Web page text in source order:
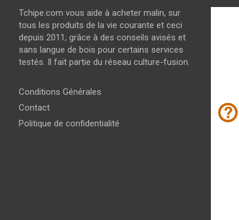
Tchipe.com vous aide à acheter malin, sur
tous les produits de la vie courante et ceci
depuis 2011, grâce à des conseils avisés et
sans langue de bois pour certains services
testés. Il fait partie du réseau culture-fusion.
Conditions Générales
Contact
Politique de confidentialité